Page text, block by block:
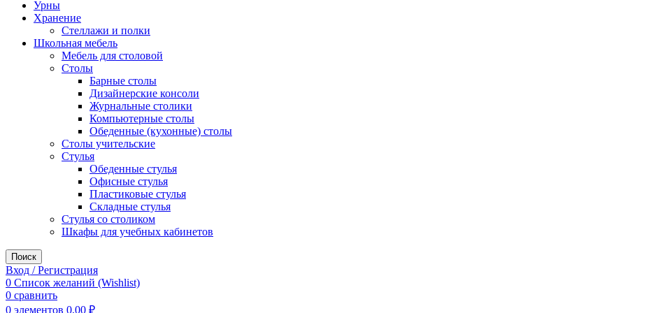
Урны
Хранение
Стеллажи и полки
Школьная мебель
Мебель для столовой
Столы
Барные столы
Дизайнерские консоли
Журнальные столики
Компьютерные столы
Обеденные (кухонные) столы
Столы учительские
Стулья
Обеденные стулья
Офисные стулья
Пластиковые стулья
Складные стулья
Стулья со столиком
Шкафы для учебных кабинетов
Поиск
Вход / Регистрация
0 Список желаний (Wishlist)
0 сравнить
0 элементов 0,00 ₽